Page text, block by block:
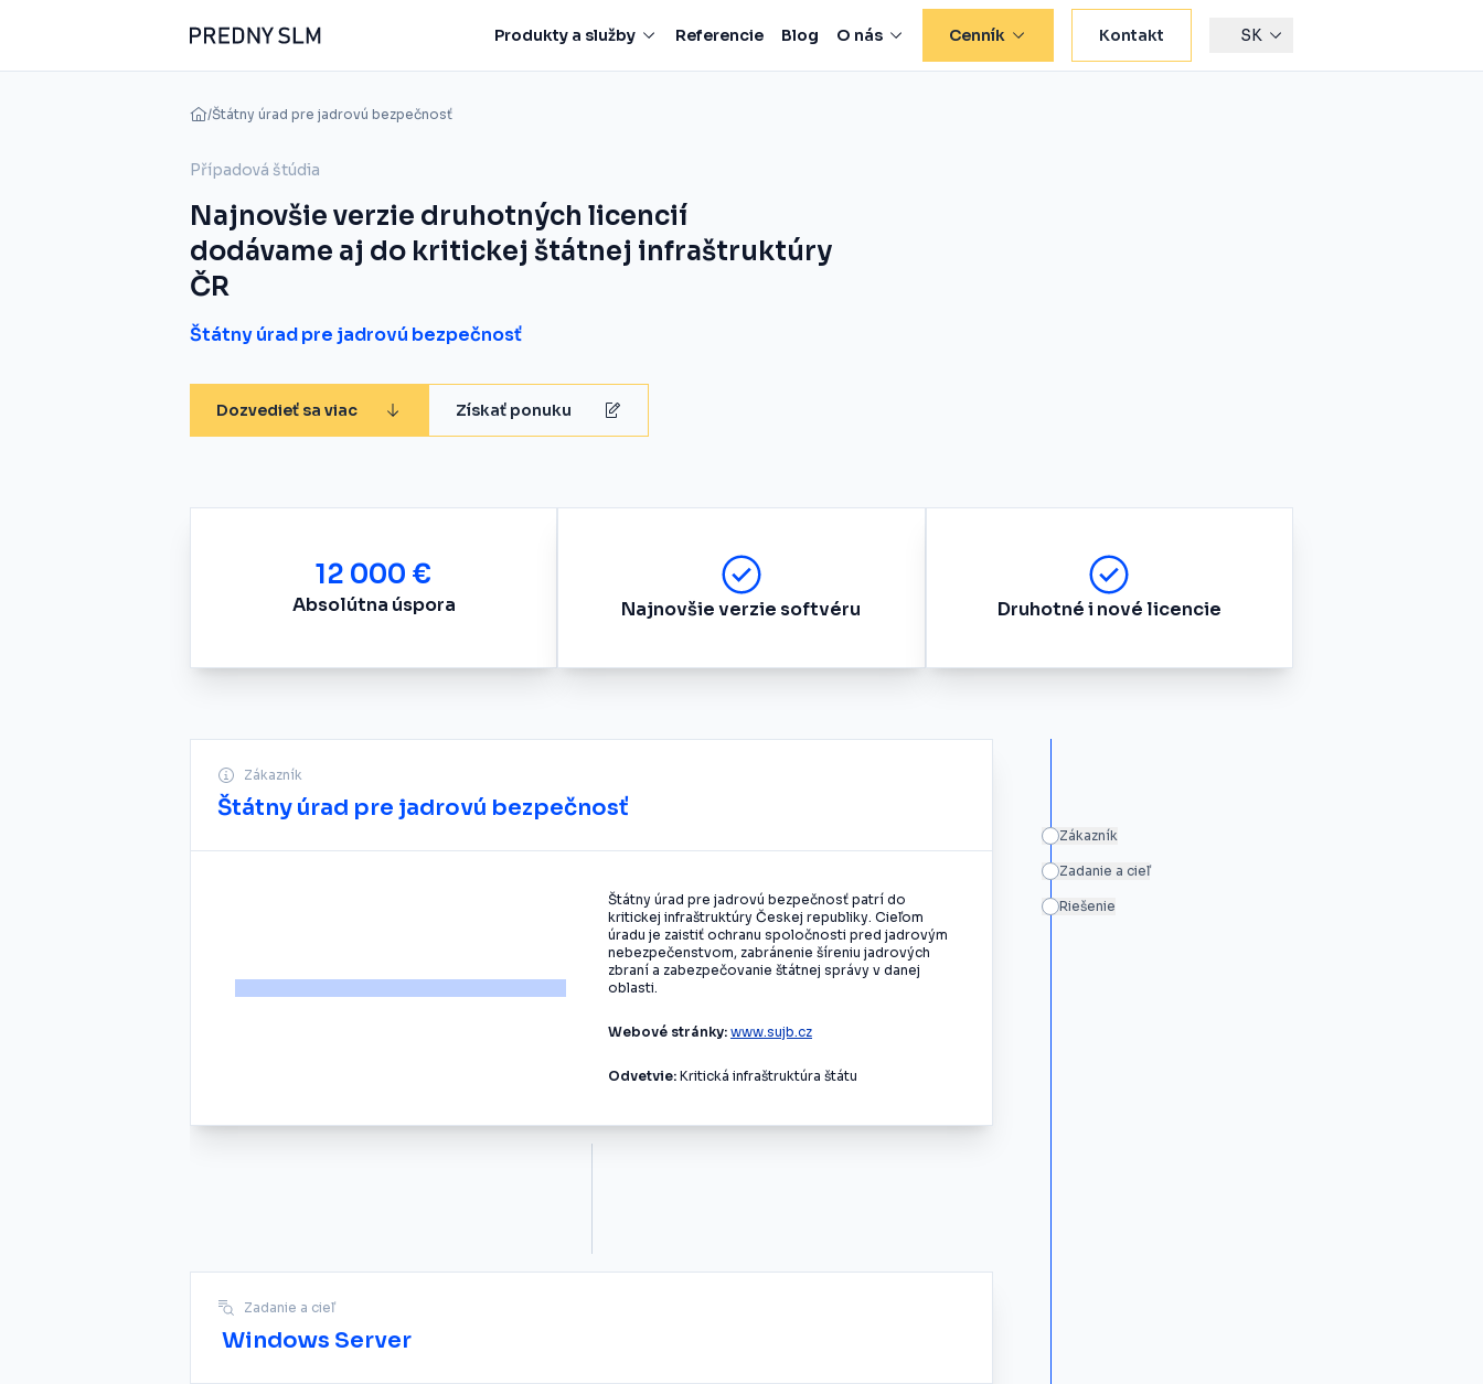
Produkty a služby Referencie Blog O nás Cenník Kontakt SK
/Štátny úrad pre jadrovú bezpečnosť
Případová štúdia
Najnovšie verzie druhotných licencií
dodávame aj do kritickej štátnej infraštruktúry
ČR
Štátny úrad pre jadrovú bezpečnosť
Dozvedieť sa viac Získať ponuku
12 000 €
Absolútna úspora Najnovšie verzie softvéru Druhotné i nové licencie
Zákazník
Štátny úrad pre jadrovú bezpečnosť
Štátny úrad pre jadrovú bezpečnosť patrí do
kritickej infraštruktúry Českej republiky. Cieľom
úradu je zaistiť ochranu spoločnosti pred jadrovým
nebezpečenstvom, zabránenie šíreniu jadrových
zbraní a zabezpečovanie štátnej správy v danej
oblasti.
Webové stránky: www.sujb.cz
Odvetvie: Kritická infraštruktúra štátu
Zadanie a cieľ
Windows Server
Zákazník
Zadanie a cieľ
Riešenie